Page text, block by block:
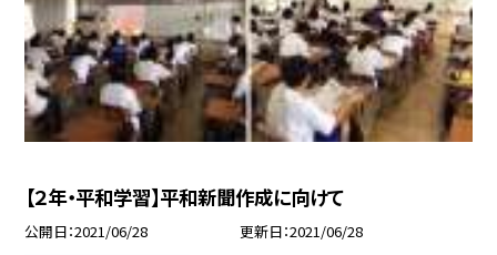
【２年・平和学習】平和新聞作成に向けて
公開日 2021/06/28 更新日 2021/06/28